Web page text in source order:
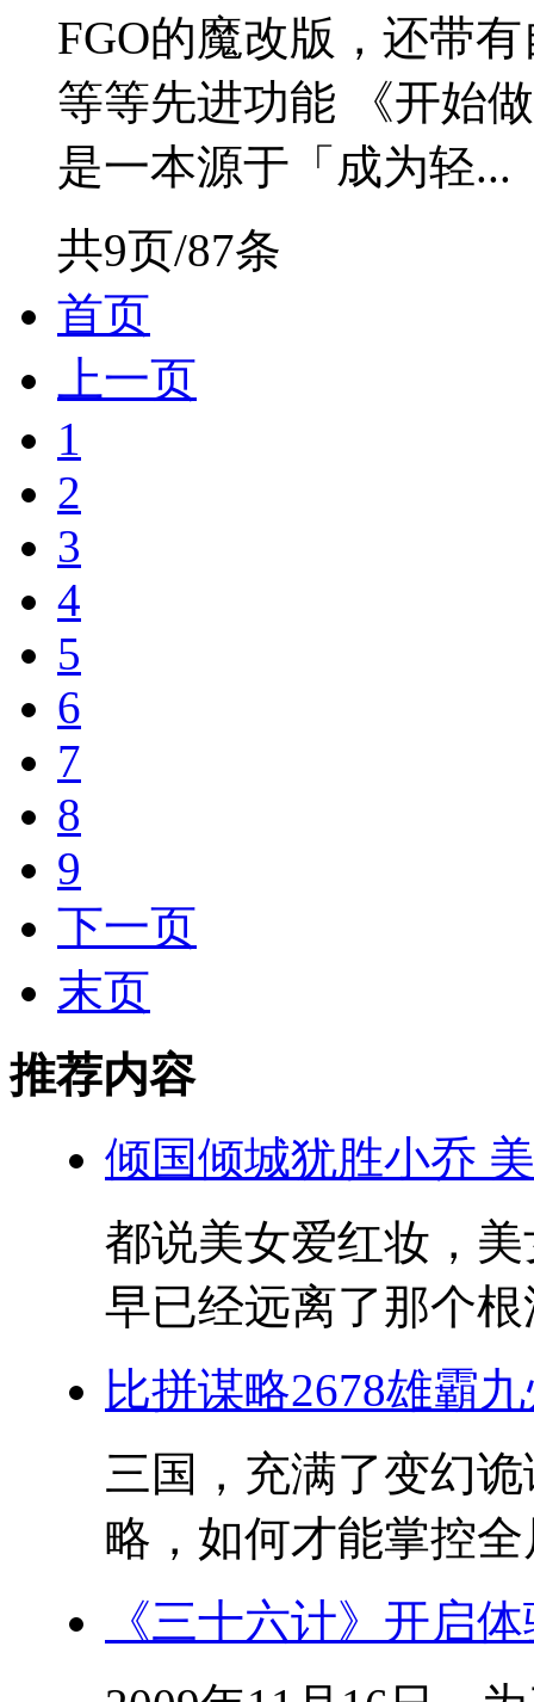
FGO的魔改版，还带
等等先进功能 《开始
是一本源于「成为轻...
共9页/87条
首页
上一页
1
2
3
4
5
6
7
8
9
下一页
末页
推荐内容
倾国倾城犹胜小乔
都说美女爱红妆，
早已经远离了那个
比拼谋略2678雄霸
三国，充满了变幻
略，如何才能掌控
《三十六计》开启